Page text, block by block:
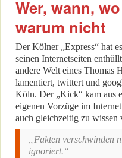
Wer, wann,
warum nicht
Der Kölner „Express“ hat
seinen Internetseiten
andere Welt eines Thomas
lamentiert, twittert und
Köln. Der „Kick“ kam aus
eigenen Vorzüge im
auch gleichzeitig zu wissen
„Fakten verschwinden
ignoriert.“